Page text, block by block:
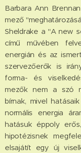
Barbara Ann
mező
Sheldrake a "A new
című művében
energián és az
szervezőerők is
forma- és
mezők nem a szó
bírnak, mivel
normális energia
hatásuk éppoly
hipotézisnek
elsajátít egy új